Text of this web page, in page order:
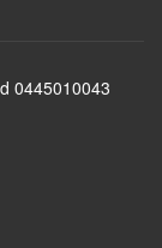
0445010043